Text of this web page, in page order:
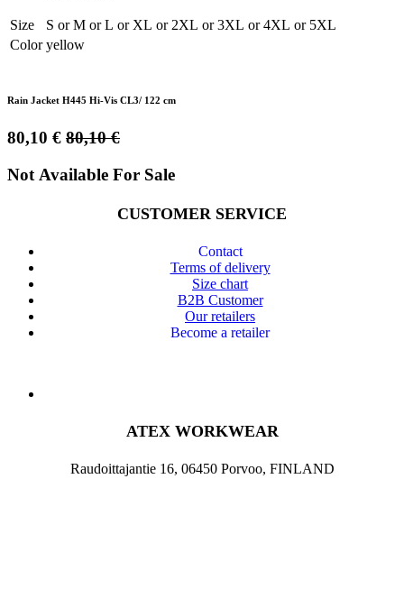
Size S orM orL or XL or 2XL or3XL or4XL or 5XL
Color yellow
Rain Jacket H445 Hi-Vis CL3/ 122 cm
80,10 € 80,10€
Not Available For Sale
CUSTOMER SERVICE
Contact
Terms of delivery
Size chart
B2B Customer
Our retailers
Become a retailer
ATEX WORKWEAR
Raudoittajantie 16, 06450 Porvoo, FINLAND